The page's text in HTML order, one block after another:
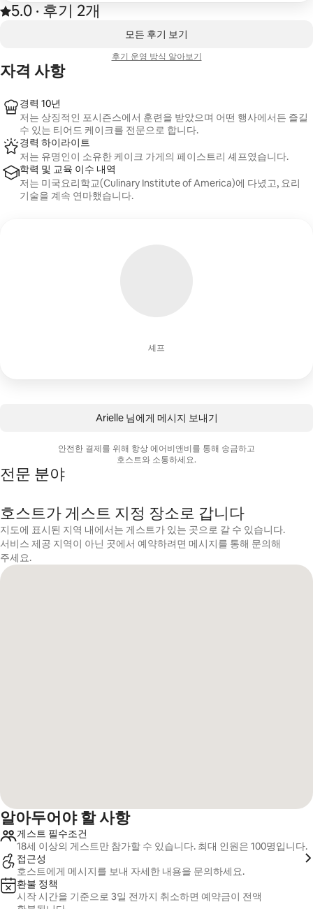
후기 2건에서 5점 만점 중 5.0점을 받음
5.0
, · 후기 2개
모든 후기 보기
후기 운영 방식 알아보기
자격 사항
셰프
경력 10년
저는 상징적인 포시즌스에서 훈련을 받았으며 어떤 행사에서든 즐길
수 있는 티어드 케이크를 전문으로 합니다.
경력 하이라이트
저는 유명인이 소유한 케이크 가게의 페이스트리 셰프였습니다.
학력 및 교육 이수 내역
저는 미국요리학교(Culinary Institute of America)에 다녔고, 요리
기술을 계속 연마했습니다.
Arielle 님에게 메시지 보내기
안전한 결제를 위해 항상 에어비앤비를 통해 송금하고
호스트와 소통하세요.
전문 분야
호스트가 게스트 지정 장소로 갑니다
지도에 표시된 지역 내에서는 게스트가 있는 곳으로 갈 수 있습니다.
서비스 제공 지역이 아닌 곳에서 예약하려면 메시지를 통해 문의해
주세요.
알아두어야 할 사항
게스트 필수조건
18세 이상의 게스트만 참가할 수 있습니다. 최대 인원은 100명입니다.
접근성
호스트에게 메시지를 보내 자세한 내용을 문의하세요.
환불 정책
시작 시간을 기준으로 3일 전까지 취소하면 예약금이 전액